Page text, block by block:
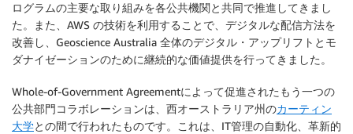
ログラムの主要な取り組みを各公共機関と共同で推進してきまし
た。また、AWS の技術を利用することで、デジタルな配信方法を
改善し、Geoscience Australia 全体のデジタル・アップリフトとモ
ダナイゼーションのために継続的な価値提供を行ってきました。
Whole-of-Government Agreementによって促進されたもう一つの
公共部門コラボレーションは、西オーストラリア州のカーティン
大学との間で行われたものです。これは、IT管理の自動化、革新的